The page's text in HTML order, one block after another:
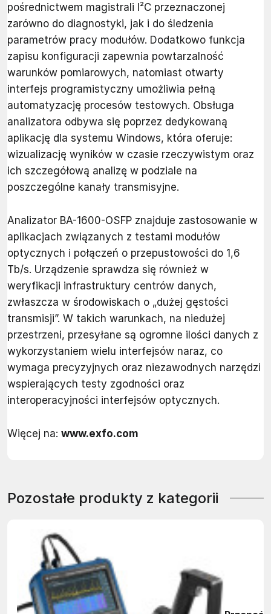
pośrednictwem magistrali I²C przeznaczonej
zarówno do diagnostyki, jak i do śledzenia
parametrów pracy modułów. Dodatkowo funkcja
zapisu konfiguracji zapewnia powtarzalność
warunków pomiarowych, natomiast otwarty
interfejs programistyczny umożliwia pełną
automatyzację procesów testowych. Obsługa
analizatora odbywa się poprzez dedykowaną
aplikację dla systemu Windows, która oferuje:
wizualizację wyników w czasie rzeczywistym oraz
ich szczegółową analizę w podziale na
poszczególne kanały transmisyjne.
Analizator BA-1600-OSFP znajduje zastosowanie w
aplikacjach związanych z testami modułów
optycznych i połączeń o przepustowości do 1,6
Tb/s. Urządzenie sprawdza się również w
weryfikacji infrastruktury centrów danych,
zwłaszcza w środowiskach o „dużej gęstości
transmisji”. W takich warunkach, na niedużej
przestrzeni, przesyłane są ogromne ilości danych z
wykorzystaniem wielu interfejsów naraz, co
wymaga precyzyjnych oraz niezawodnych narzędzi
wspierających testy zgodności oraz
interoperacyjności interfejsów optycznych.
Więcej na: www.exfo.com
Pozostałe produkty z kategorii